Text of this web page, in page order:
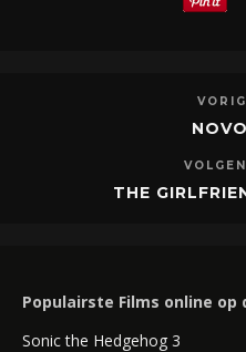
THE
Populairste Films online
Sonic the Hedgehog 3